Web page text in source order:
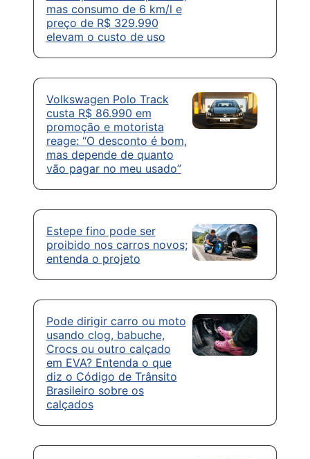
mas consumo de 6 km/l e
preço de R$ 329.990
elevam o custo de uso
Volkswagen Polo Track
custa R$ 86.990 em
promoção e motorista
reage: “O desconto é bom,
mas depende de quanto
vão pagar no meu usado”
Estepe fino pode ser
proibido nos carros novos;
entenda o projeto
Pode dirigir carro ou moto
usando clog, babuche,
Crocs ou outro calçado
em EVA? Entenda o que
diz o Código de Trânsito
Brasileiro sobre os
calçados